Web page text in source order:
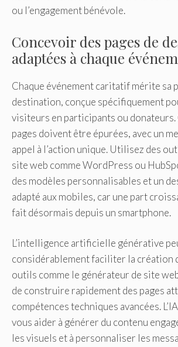
ou l’engagement bénévole.
Concevoir des pages de
adaptées à chaque
Chaque événement caritatif mérite sa
destination, conçue spécifiquement
visiteurs en participants ou donateurs.
pages doivent être épurées, avec un
appel à l’action unique. Utilisez des
site web comme WordPress ou
des modèles personnalisables et un
adapté aux mobiles, car une part
fait désormais depuis un smartphone.
L’intelligence artificielle générative
considérablement faciliter la création
outils comme le générateur de site
de construire rapidement des pages
compétences techniques avancées.
vous aider à générer du contenu
les visuels et à personnaliser les